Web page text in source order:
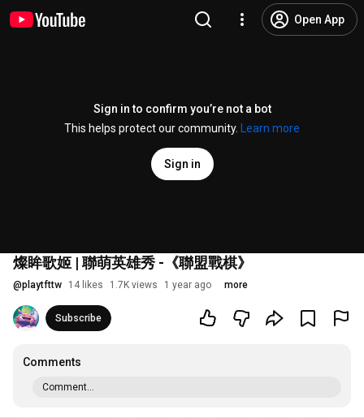
Open App
Sign in to confirm you’re not a bot
This helps protect our community.
Learn more
Sign in
燦眸歌姬 | 聯萌英雄秀 -《聯盟戰棋》
@playtfttw 14 likes 1.7K views 1 year ago more
Subscribe
Comments
Comment...